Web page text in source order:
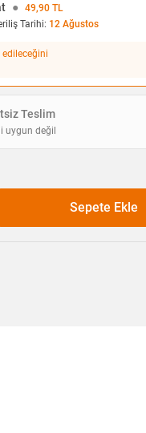
●
49,90 TL
Tarihi: 12 Ağustos
Teslim
uygun değil
Sepete Ekle